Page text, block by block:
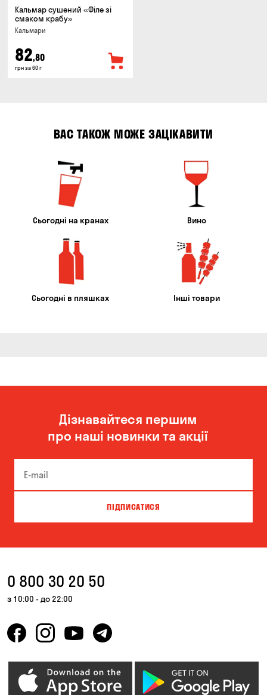
Кальмар сушений «Філе зі
смаком крабу»
Кальмари
82,80
грн за 60 г
ВАС ТАКОЖ МОЖЕ ЗАЦІКАВИТИ
Сьогодні на кранах Вино
Сьогодні в пляшках Інші товари
Дізнавайтеся першим
про наші новинки та акції
ПІДПИСАТИСЯ
0 800 30 20 50
з 10:00 - до 22:00